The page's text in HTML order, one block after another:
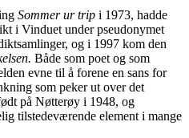
Sommer ur trip i 1973, hadde
i Vinduet under pseudonymet
og i 1997 kom den
Både som poet og som
evne til å forene en sans for
som peker ut over det
på Nøtterøy i 1948, og
tilstedeværende element i mange